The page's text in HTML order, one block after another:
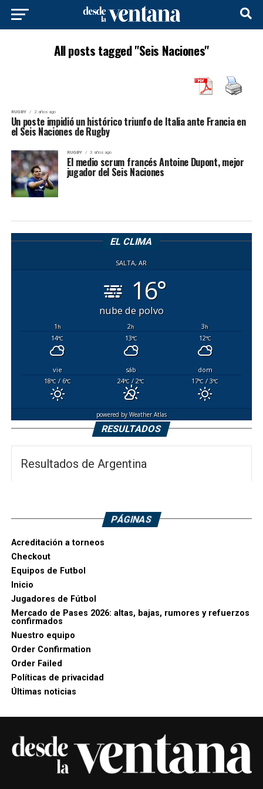
All posts tagged "Seis Naciones"
RUGBY 2 años ago
Un poste impidió un histórico triunfo de Italia ante Francia en
el Seis Naciones de Rugby
RUGBY 3 años ago
El medio scrum francés Antoine Dupont, mejor
jugador del Seis Naciones
EL CLIMA
SALTA, AR
16°
nube de polvo
1h 2h 3h
14°C 13°C 12°C
vie sáb
dom
18°C/ 6°C 24°C / 2°C 17°C / 3°C
powered byWeather Atlas
RESULTADOS
Resultados de Argentina
PÁGINAS
Acreditación a torneos
Checkout
Equipos de Futbol
Inicio
Jugadores de Fútbol
Mercado de Pases 2026: altas, bajas, rumores y refuerzos
confirmados
Nuestro equipo
Order Confirmation
Order Failed
Políticas de privacidad
Últimas noticias